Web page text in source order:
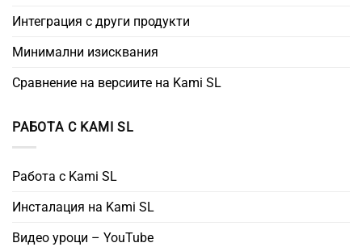
Интеграция с други продукти
Минимални изисквания
Сравнение на версиите на Kami SL
РАБОТА С KAMI SL
Работа с Kami SL
Инсталация на Kami SL
Видео уроци – YouTube